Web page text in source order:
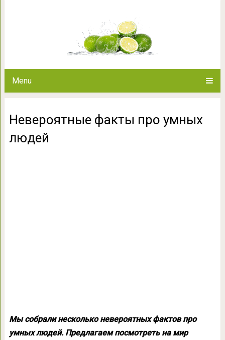
Menu
Невероятные факты про умных
людей
Мы собрали несколько невероятных фактов про
умных людей. Предлагаем посмотреть на мир